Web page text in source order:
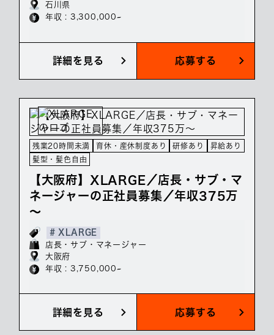
石川県
年収 : 3,300,000~
詳細を見る 応募する
残業20時間未満 育休・産休制度あり 研修あり
昇給あり
髪型・髪色自由
【大阪府】XLARGE／店長・サブ・マ
ネージャーの正社員募集／年収375万
～
# XLARGE
店長・サブ・マネージャー
大阪府
年収 : 3,750,000~
詳細を見る 応募する